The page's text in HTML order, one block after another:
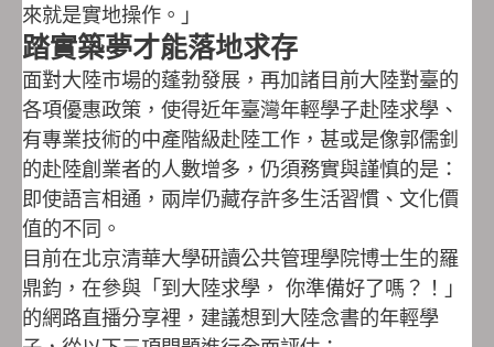
來就是實地操作。」
踏實築夢才能落地求存
面對大陸市場的蓬勃發展，再加諸目前大陸對臺的
各項優惠政策，使得近年臺灣年輕學子赴陸求學、
有專業技術的中產階級赴陸工作，甚或是像郭儒釗
的赴陸創業者的人數增多，仍須務實與謹慎的是：
即使語言相通，兩岸仍藏存許多生活習慣、文化價
值的不同。
目前在北京清華大學研讀公共管理學院博士生的羅
鼎鈞，在參與「到大陸求學， 你準備好了嗎？！」
的網路直播分享裡，建議想到大陸念書的年輕學